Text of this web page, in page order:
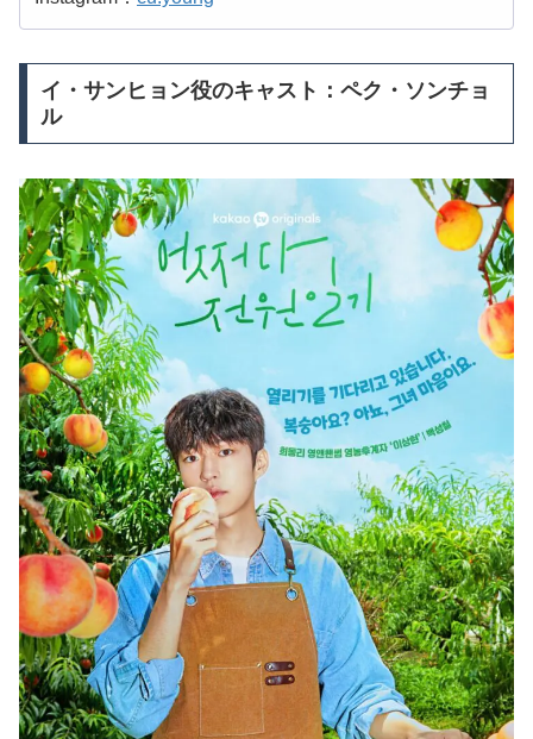
イ・サンヒョン役のキャスト：ペク・ソンチョ
ル